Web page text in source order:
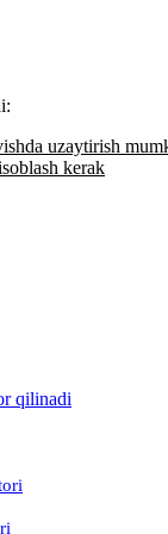
uzaytirish
kerak
qilinadi